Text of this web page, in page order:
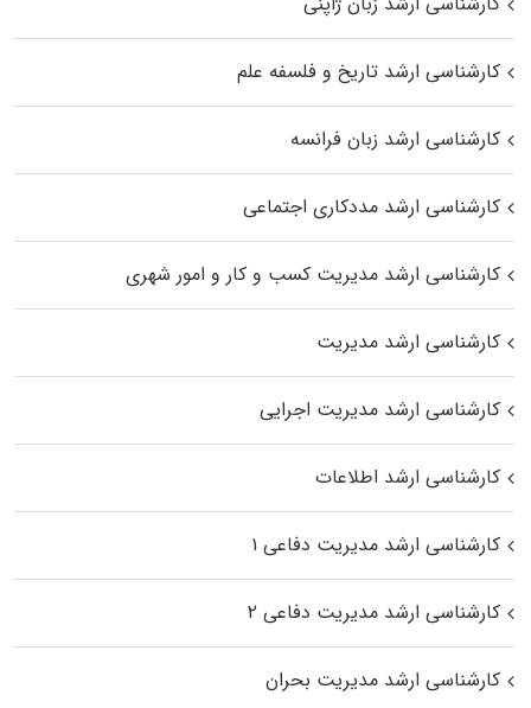
کارشناسی ارشد تاریخ و فلسفه علم
کارشناسی ارشد زبان فرانسه
کارشناسی ارشد مددکاری اجتماعی
کارشناسی ارشد مدیریت کسب و کار و امور شهری
کارشناسی ارشد مدیریت
کارشناسی ارشد مدیریت اجرایی
کارشناسی ارشد اطلاعات
کارشناسی ارشد مدیریت دفاعی ۱
کارشناسی ارشد مدیریت دفاعی ۲
کارشناسی ارشد مدیریت بحران